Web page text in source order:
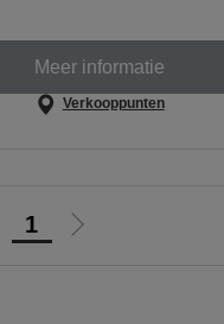
Meer informatie
Verkooppunten
1
Ga